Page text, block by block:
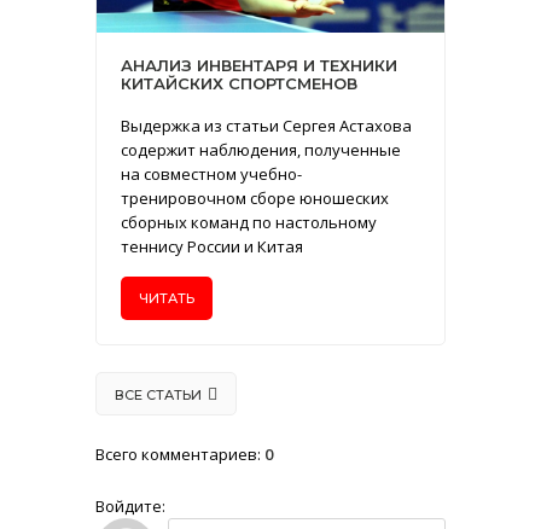
АНАЛИЗ ИНВЕНТАРЯ И ТЕХНИКИ
КИТАЙСКИХ СПОРТСМЕНОВ
Выдержка из статьи Сергея Астахова
содержит наблюдения, полученные
на совместном учебно-
тренировочном сборе юношеских
сборных команд по настольному
теннису России и Китая
ЧИТАТЬ
ВСЕ СТАТЬИ
Всего комментариев: 0
Войдите: